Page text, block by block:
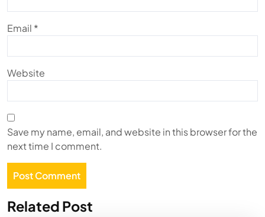
Email *
Website
Save my name, email, and website in this browser for the
next time I comment.
Related Post